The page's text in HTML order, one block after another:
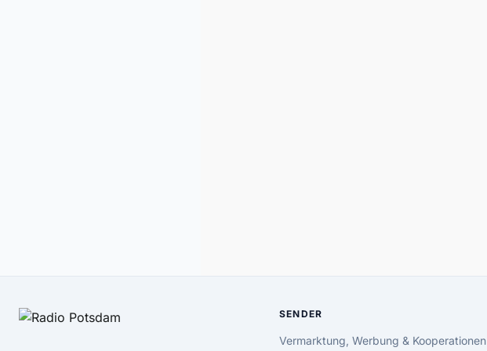
SENDER
Vermarktung, Werbung & Kooperationen